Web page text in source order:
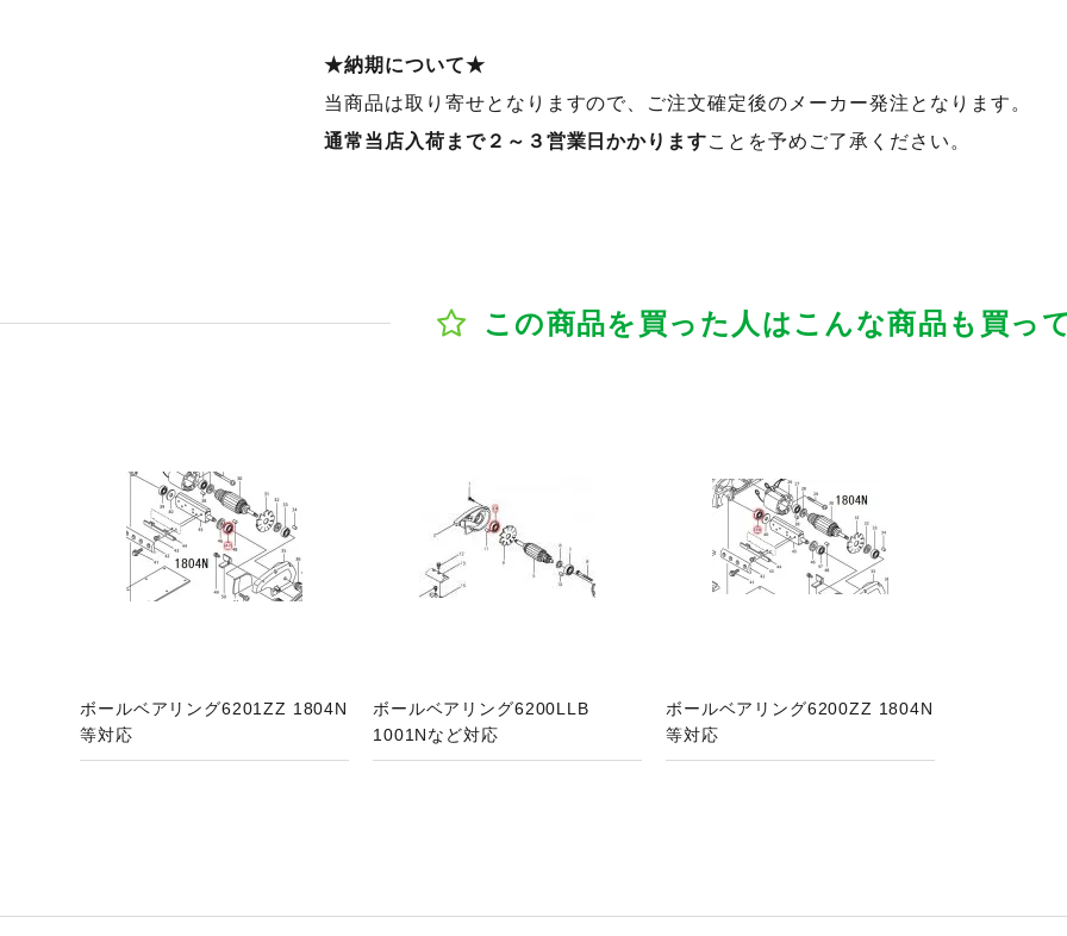
★納期について★
当商品は取り寄せとなりますので、ご注文確定後のメーカー発注となります。
通常当店入荷まで２～３営業日かかりますことを予めご了承ください。
この商品を買った人はこんな商品も買っ
ボールベアリング6201ZZ 1804N
等対応
ボールベアリング6200LLB
1001Nなど対応
ボールベアリング6200ZZ 1804N
等対応